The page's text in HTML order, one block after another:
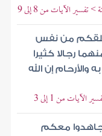
الآيات من 8 إلى 9
خلقكم من نفس
رجالا كثيرا
والأرحام إن الله
من 1 إلى 3
معكم